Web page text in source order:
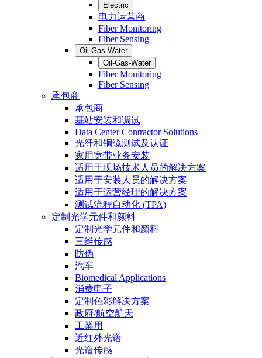
Electric
电力运营商
Fiber Monitoring
Fiber Sensing
Oil-Gas-Water
Oil-Gas-Water
Fiber Monitoring
Fiber Sensing
承包商
承包商
基站安装和调试
Data Center Contractor Solutions
光纤和铜缆测试及认证
家用宽带业务安装
适用于现场技术人员的解决方案
适用于安装人员的解决方案
适用于运营经理的解决方案
测试流程自动化 (TPA)
定制光学元件和颜料
定制光学元件和颜料
三维传感
防伪
汽车
Biomedical Applications
消费电子
定制色彩解决方案
政府/航空航天
工業用
近红外光谱
光谱传感